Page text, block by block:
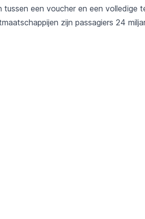
tussen een voucher en een volledige